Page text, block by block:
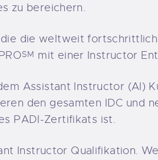
zu bereichern.
die weltweit
SM mit einer Instructor
Assistant Instructor (AI)
den gesamten IDC und
PADI-Zertifikats ist.
Instructor Qualifikation.